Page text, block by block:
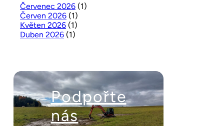
Červenec 2026 (1)
Červen 2026 (1)
Květen 2026 (1)
Duben 2026 (1)
Podpořte
nás